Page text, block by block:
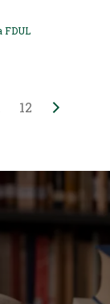
FDUL
12